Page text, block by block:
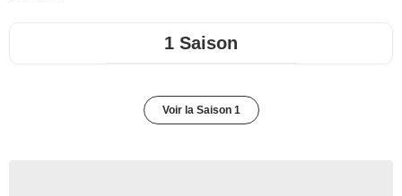
1 Saison
Voir la Saison 1